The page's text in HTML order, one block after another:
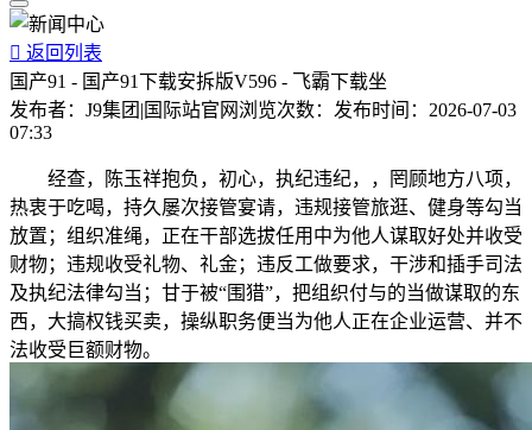
 返回列表
国产91 - 国产91下载安拆版V596 - 飞霸下载坐
发布者： J9集团|国际站官网 浏览次数： 发布时间： 2026-07-03
07:33
经查，陈玉祥抱负，初心，执纪违纪，，罔顾地方八项，
热衷于吃喝，持久屡次接管宴请，违规接管旅逛、健身等勾当
放置；组织准绳，正在干部选拔任用中为他人谋取好处并收受
财物；违规收受礼物、礼金；违反工做要求，干涉和插手司法
及执纪法律勾当；甘于被“围猎”，把组织付与的当做谋取的东
西，大搞权钱买卖，操纵职务便当为他人正在企业运营、并不
法收受巨额财物。